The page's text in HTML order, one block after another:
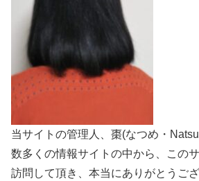
当サイトの管理人、棗(なつめ・
数多くの情報サイトの中から、この
訪問して頂き、本当にありがとうござ